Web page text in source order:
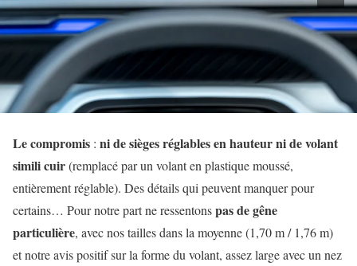
Le compromis : ni de sièges réglables en hauteur ni devolant
simili cuir(remplacé par un volant en plastique moussé,
entièrement réglable). Des détails qui peuvent manquer pour
certains… Pour notre part ne ressentonspas de gêne
particulière, avec nos tailles dans la moyenne (1,70 m / 1,76 m)
et notre avis positif sur la forme du volant, assez large avec un nez